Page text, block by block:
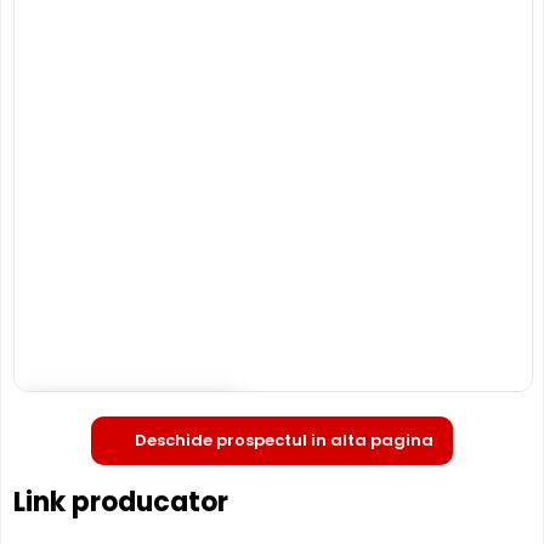
ZOOM OPTIC MOTORIZAT
Camera DAHUA IPC-HDW2231T-ZS-27135-S2are o lentila
cu zoom optic motorizat, adica o lentila varifocala insa
una ce permite reglarea unghiului de la distanta, din
inregistrator (DVR/NVR), din interfata web, din softul de
Deschide prospectul in alta pagina
Link producator